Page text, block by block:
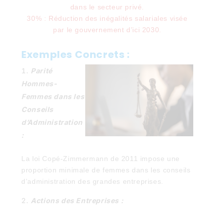
dans le secteur privé.
30% : Réduction des inégalités salariales visée
par le gouvernement d’ici 2030.
Exemples Concrets :
Parité
Hommes-
Femmes dans les
Conseils
d’Administration
:
La loi Copé-Zimmermann de 2011 impose une
proportion minimale de femmes dans les conseils
d’administration des grandes entreprises.
Actions des Entreprises :